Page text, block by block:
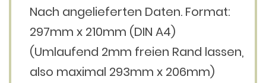
Nach angelieferten Daten. Format:
297mm x 210mm (DIN A4)
(Umlaufend 2mm freien Rand lassen,
also maximal 293mm x 206mm)